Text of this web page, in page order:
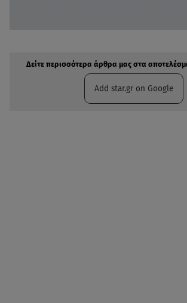
Δείτε περισσότερα άρθρα μας στα
Add star.gr on Google